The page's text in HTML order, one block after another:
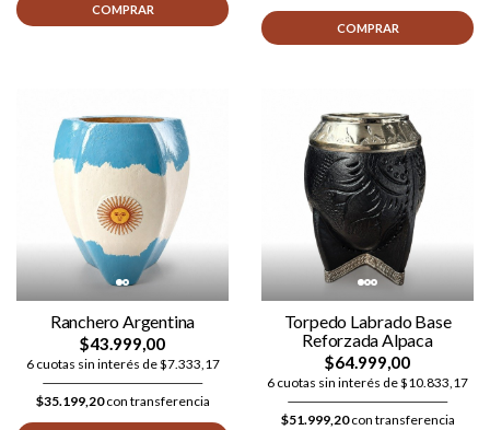
COMPRAR
COMPRAR
Ranchero Argentina
$43.999,00
6 cuotas sin interés de $7.333,17
$35.199,20con transferencia
Torpedo Labrado Base
Reforzada Alpaca
$64.999,00
6 cuotas sin interés de $10.833,17
$51.999,20con transferencia